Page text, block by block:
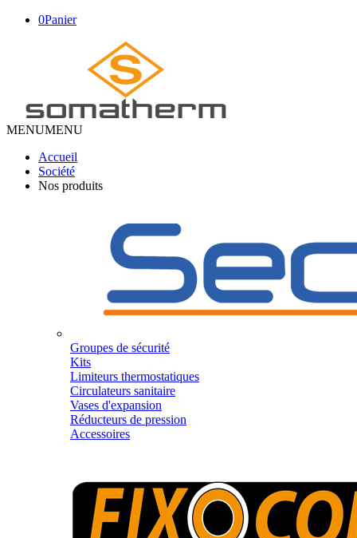
0Panier
MENUMENU
Accueil
Société
Nos produits
Groupes de sécurité
Kits
Limiteurs thermostatiques
Circulateurs sanitaire
Vases d'expansion
Réducteurs de pression
Accessoires